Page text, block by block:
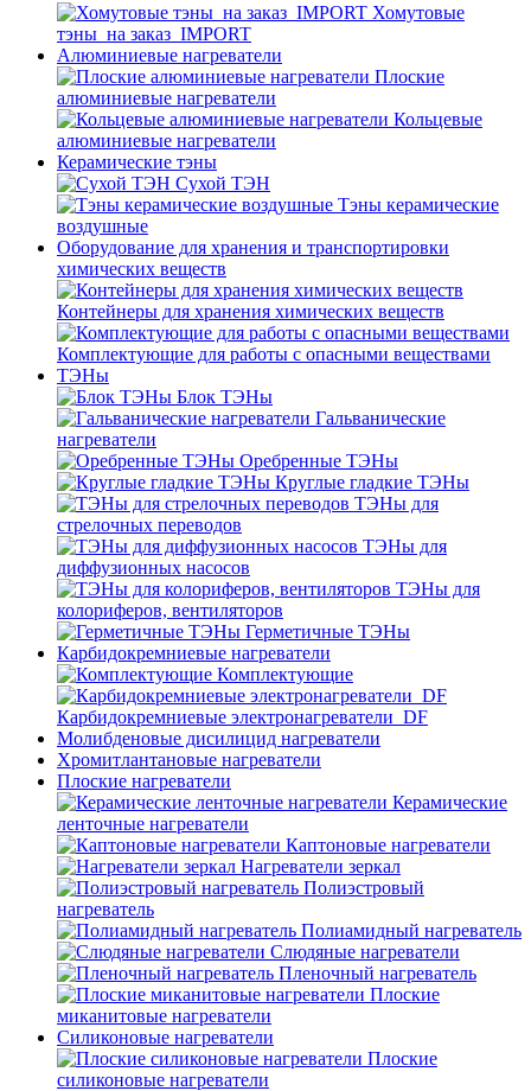
Хомутовые
тэны_на заказ_IMPORT
Алюминиевые нагреватели
Плоские
алюминиевые нагреватели
Кольцевые
алюминиевые нагреватели
Керамические тэны
Сухой ТЭН
Тэны керамические
воздушные
Оборудование для хранения и транспортировки
химических веществ
Контейнеры для хранения химических веществ
Комплектующие для работы с опасными веществами
ТЭНы
Блок ТЭНы
Гальванические
нагреватели
Оребренные ТЭНы
Круглые гладкие ТЭНы
ТЭНы для
стрелочных переводов
ТЭНы для
диффузионных насосов
ТЭНы для
колориферов, вентиляторов
Герметичные ТЭНы
Карбидокремниевые нагреватели
Комплектующие
Карбидокремниевые электронагреватели_DF
Молибденовые дисилицид нагреватели
Хромитлантановые нагреватели
Плоские нагреватели
Керамические
ленточные нагреватели
Каптоновые нагреватели
Нагреватели зеркал
Полиэстровый
нагреватель
Полиамидный нагреватель
Слюдяные нагреватели
Пленочный нагреватель
Плоские
миканитовые нагреватели
Силиконовые нагреватели
Плоские
силиконовые нагреватели